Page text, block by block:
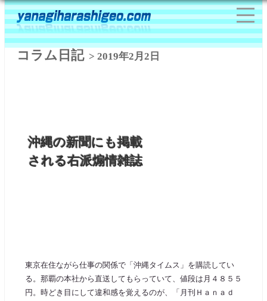
コラム日記> 2019年2月2日
沖縄の新聞にも掲載
される右派煽情雑誌
東京在住ながら仕事の関係で「沖縄タイムス」を購読してい
る。那覇の本社から直送してもらっていて、値段は月４８５５
円。時どき目にして違和感を覚えるのが、「月刊Ｈａｎａｄ